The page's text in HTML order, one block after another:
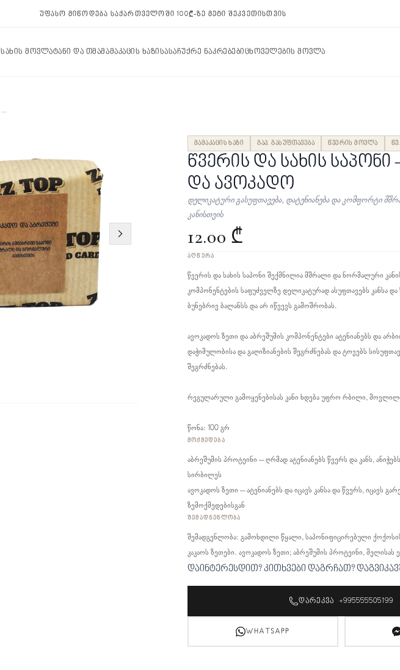
უფასო მიწოდება საქართველოში 100₾-ზე მეტი შეკვეთისთვის
სახის მოვლატანი და თმამამაკაცის ხაზისასაჩუქრე ნაკრებებიცხოველების მოვლა
წვერის და სახის საპონი – აბრეშუმი და ავოკადო
მამაკაცის ხაზი გაპ. გასუფთავება წვერის მოვლა
წვერის და სახის საპონი
და ავოკადო
დელიკატური გასუფთავება, დატენიანება და კომფორტი
კანისთვის
12.00 ₾
ᲐᲦᲬᲔᲠᲐ
წვერის და სახის საპონი შექმნილია მშრალი და ნორმალური
კომპონენტების საფუძველზე დელიკატურად ასუფთავებს კანსა
ბუნებრივ ბალანსს და არ იწვევს გამოშრობას.
ავოკადოს ზეთი და აბრეშუმის კომპონენტები ატენიანებს და
დაჭიმულობისა და გაღიზიანების შეგრძნებას და ტოვებს
შეგრძნებას.
რეგულარული გამოყენებისას კანი ხდება უფრო რბილი,
წონა: 100 გრ
ᲛᲝᲥᲛᲔᲓᲔᲑᲐ
აბრეშუმის პროტეინი – ღრმად ატენიანებს წვერს და კანს,
სირბილეს
ავოკადოს ზეთი – ატენიანებს და იცავს კანსა და წვერს, იცავს
ზემოქმედებისგან
ᲨᲔᲛᲐᲓᲒᲔᲜᲚᲝᲑᲐ
შემადგენლობა: გამოხდილი წყალი, საპონიფიცირებული
კაკაოს ზეთები. ავოკადოს ზეთი; აბრეშუმის პროტეინი, მელისას
დაინტერესდით? კითხვები დაგრჩათ?
ᲓᲐᲠᲔᲙᲕᲐ +995555505199
WHATSAPP